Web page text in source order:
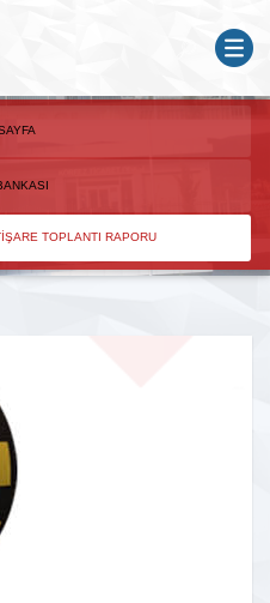
TOPLANTI RAPORU